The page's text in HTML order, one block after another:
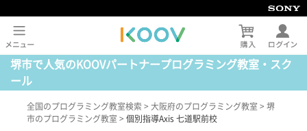
堺市で人気のKOOVパートナープログラミング教室・スク
ール
全国のプログラミング教室検索 > 大阪府のプログラミング教室 > 堺
市のプログラミング教室 > 個別指導Axis 七道駅前校